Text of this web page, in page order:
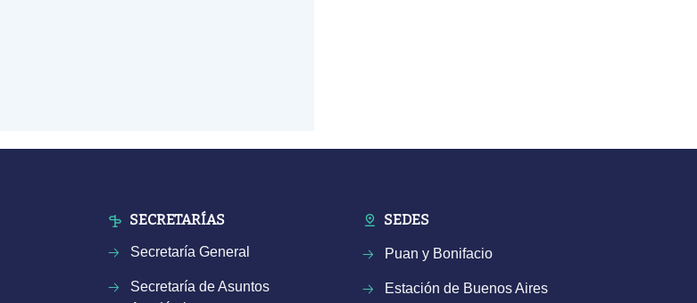
SECRETARÍAS
Secretaría General
Secretaría de Asuntos
SEDES
Puan y Bonifacio
Estación de Buenos Aires